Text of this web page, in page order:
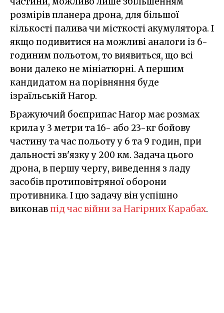
розмірів планера дрона, для більшої
кількості палива чи місткості акумулятора. І
якщо подивитися на можливі аналоги із 6-
годиним польотом, то виявиться, що всі
вони далеко не мініатюрні. А першим
кандидатом на порівняння буде
ізраїльській Harop.
Бражуючий боєприпас Harop має розмах
крила у 3 метри та 16- або 23-кг бойову
частину та час польоту у 6 та 9 годин, при
дальності зв'язку у 200 км. Задача цього
дрона, в першу чергу, виведення з ладу
засобів протиповітряної оборони
противника. І цю задачу він успішно
виконавпід час війни за Нагірних Карабах.